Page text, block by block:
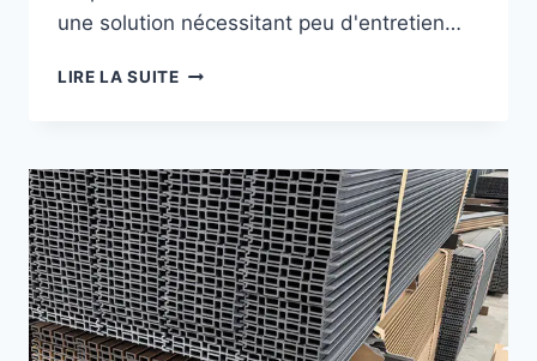
une solution nécessitant peu d'entretien…
LIRE LA SUITEENTRETIEN
EN
COMPOSITE
BOIS-
PLASTIQUE
POUR
PROLONGER
LEUR
DURÉE